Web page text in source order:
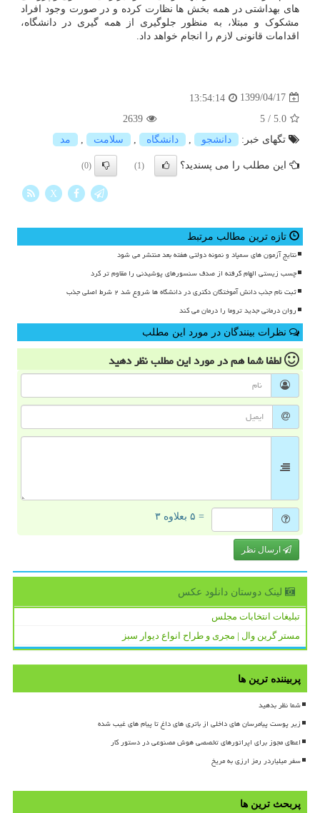
های بهداشتی در همه بخش ها نظارت کرده و در صورت وجود افراد
مشکوک و مبتلا، به منظور جلوگیری از همه گیری در دانشگاه،
اقدامات قانونی لازم را انجام خواهد داد.
1399/04/17
13:54:14
5.0
/
5
2639
تگهای خبر:
دانشجو دانشگاه سلامت مد
این مطلب را می پسندید؟ (1)
(0)
X
تازه ترین مطالب مرتبط
نتایج آزمون های سمپاد و نمونه دولتی هفته بعد منتشر می شود
چسب زیستی الهام گرفته از صدف سنسورهای پوشیدنی را مقاوم تر کرد
ثبت نام جذب دانش آموختگان دکتری در دانشگاه ها شروع شد ۲ شرط اصلی جذب
روان درمانی جدید تروما را درمان می کند
نظرات بینندگان در مورد این مطلب
لطفا شما همدر مورد این مطلبنظر دهید
= ۵ بعلاوه ۳
ارسال نظر
لینک دوستان دانلود عكس
تبلیغات انتخابات مجلس
مستر گرین وال | مجری و طراح انواع دیوار سبز
پربیننده ترین ها
شما نظر بدهید
زیر پوست پیامرسان های داخلی از باتری های داغ تا پیام های غیب شده
اعطای مجوز برای اپراتورهای تخصصی هوش مصنوعی در دستور کار
سفر میلیاردر رمز ارزی به مریخ
پربحث ترین ها